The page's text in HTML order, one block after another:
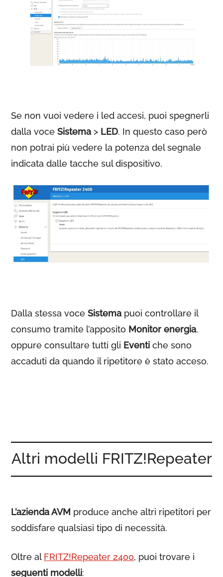
Se non vuoi vedere i led accesi, puoi spegnerli
dalla voceSistema > LED. In questo caso però
non potrai più vedere la potenza del segnale
indicata dalle tacche sul dispositivo.
Dalla stessa voceSistema puoi controllare il
consumo tramite l’apposito Monitor energia,
oppure consultare tutti gli Eventi che sono
accaduti da quando il ripetitore è stato acceso.
Altri modelli FRITZ!Repeater
L’azienda AVM produce anche altri ripetitori per
soddisfare qualsiasi tipo di necessità.
Oltre al FRITZ!Repeater 2400, puoi trovare i
seguenti modelli: